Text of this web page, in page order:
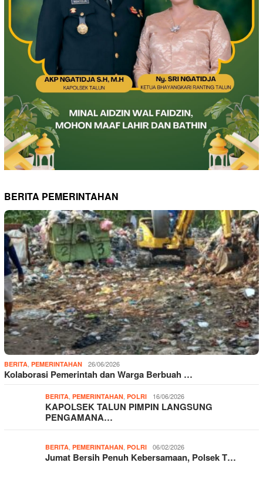
BERITA PEMERINTAHAN
BERITA, PEMERINTAHAN 26/06/2026
Kolaborasi Pemerintah dan Warga Berbuah …
BERITA, PEMERINTAHAN, POLRI 16/06/2026
KAPOLSEK TALUN PIMPIN LANGSUNG
PENGAMANA…
BERITA, PEMERINTAHAN, POLRI 06/02/2026
Jumat Bersih Penuh Kebersamaan, Polsek T…